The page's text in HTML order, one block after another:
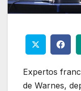
Expertos
de Warnes,